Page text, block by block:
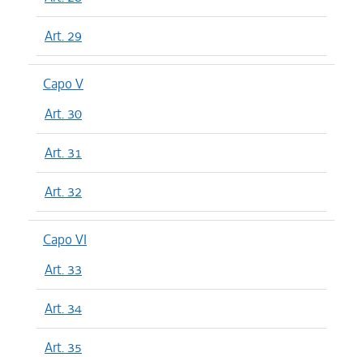
Art. 29
Capo V
Art. 30
Art. 31
Art. 32
Capo VI
Art. 33
Art. 34
Art. 35